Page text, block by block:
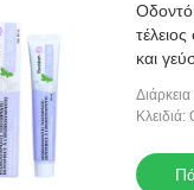
και